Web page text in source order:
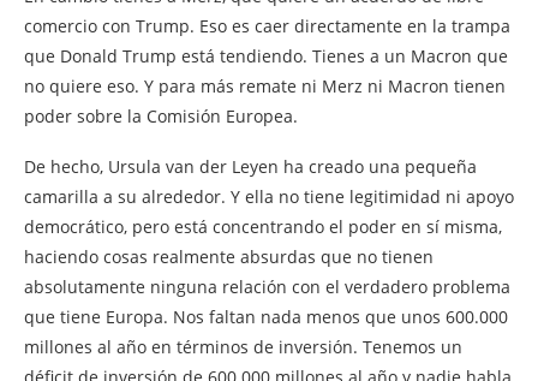
comercio con Trump. Eso es caer directamente en la trampa
que Donald Trump está tendiendo. Tienes a un Macron que
no quiere eso. Y para más remate ni Merz ni Macron tienen
poder sobre la Comisión Europea.
De hecho, Ursula van der Leyen ha creado una pequeña
camarilla a su alrededor. Y ella no tiene legitimidad ni apoyo
democrático, pero está concentrando el poder en sí misma,
haciendo cosas realmente absurdas que no tienen
absolutamente ninguna relación con el verdadero problema
que tiene Europa. Nos faltan nada menos que unos 600.000
millones al año en términos de inversión. Tenemos un